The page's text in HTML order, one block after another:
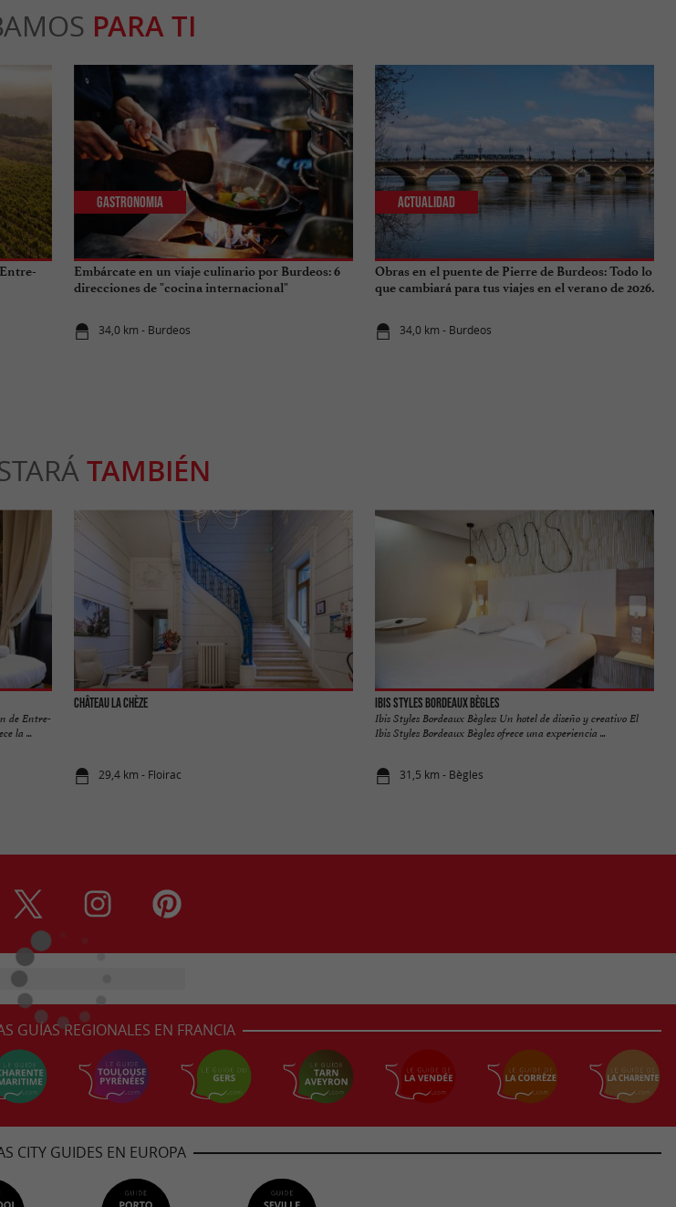
PARA TI
Embárcate en un viaje culinario por Burdeos: 6
direcciones de "cocina internacional"
34,0 km - Burdeos
Gastronomia
Obras en el puente de Pierre de Burdeos: Todo lo
que cambiará para tus viajes en el verano de 2026.
34,0 km - Burdeos
Actualidad
TAMBIÉN
de Entre-
la ...
Château La Chèze
29,4 km - Floirac
Ibis Styles Bordeaux Bègles
Ibis Styles Bordeaux Bègles: Un hotel de diseño y creativo El
Ibis Styles Bordeaux Bègles ofrece una experiencia ...
31,5 km - Bègles
GUÍAS REGIONALES EN FRANCIA
CITY GUIDES EN EUROPA